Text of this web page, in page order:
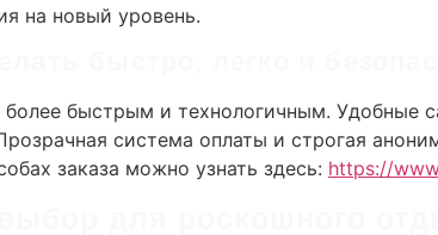
на новый уровень.
более быстрым и технологичным. Удобные
система оплаты и строгая
заказа можно узнать здесь: https://